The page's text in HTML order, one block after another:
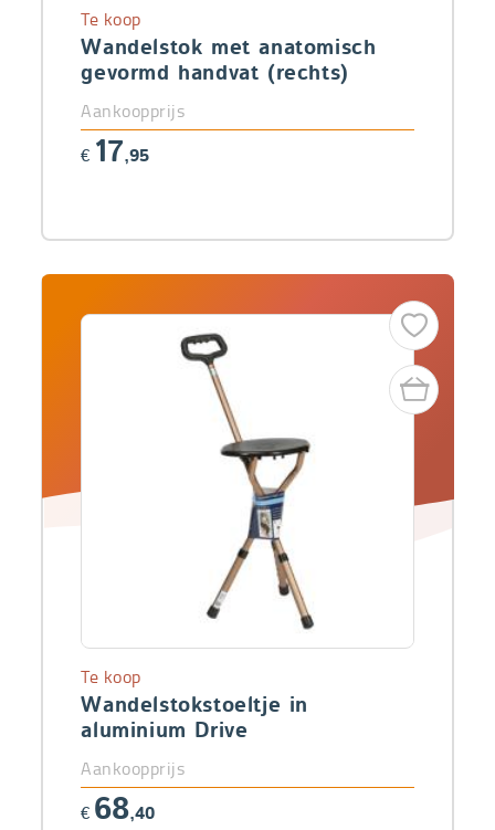
Wandelstok met anatomisch
gevormd handvat (rechts)
Te koop
Aankoopprijs
€ 17,95
Wandelstokstoeltje in
aluminium Drive
Te koop
Aankoopprijs
€ 68,40